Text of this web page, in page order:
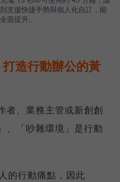
支援快捷手勢與個人化自訂，能
面提升。
造行動辦公的黃
者、業務主管或新創創
、「吵雜環境」是行動
的行動痛點，因此